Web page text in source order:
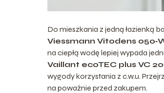
Do mieszkania z jedną łazienką
Viessmann Vitodens
na ciepłą wodę lepiej wypada
Vaillant ecoTEC plus VC
wygody korzystania z c.w.u.
na poważnie przed zakupem.